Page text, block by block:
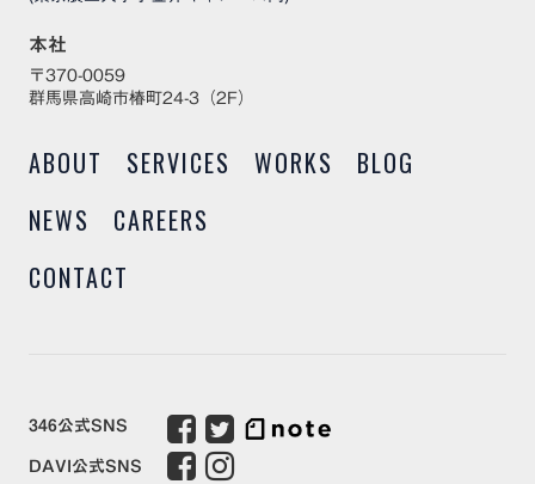
本社
〒370-0059
群馬県高崎市椿町24-3（2F）
ABOUT SERVICES WORKS
BLOG
NEWS
CAREERS
CONTACT
346公式SNS
DAVI公式SNS